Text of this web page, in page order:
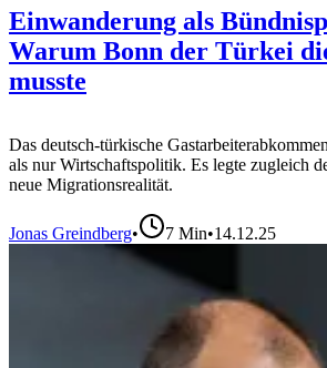
Einwanderung als
Warum Bonn der Türkei
musste
Das deutsch-türkische
als nur Wirtschaftspolitik. Es legte zugleich
neue Migrationsrealität.
Jonas Greindberg• 7 Min•14.12.25